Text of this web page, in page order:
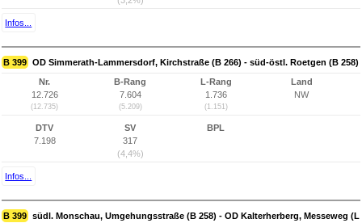
Infos...
B 399 OD Simmerath-Lammersdorf, Kirchstraße (B 266) - süd-östl. Roetgen (B 258)
Nr.
12.726
(12.735)
B-Rang
7.604
(5.209)
L-Rang
1.736
(1.151)
Land
NW
DTV
7.198
SV
317
(4,4%)
BPL
Infos...
B 399 südl. Monschau, Umgehungsstraße (B 258) - OD Kalterherberg, Messeweg (L